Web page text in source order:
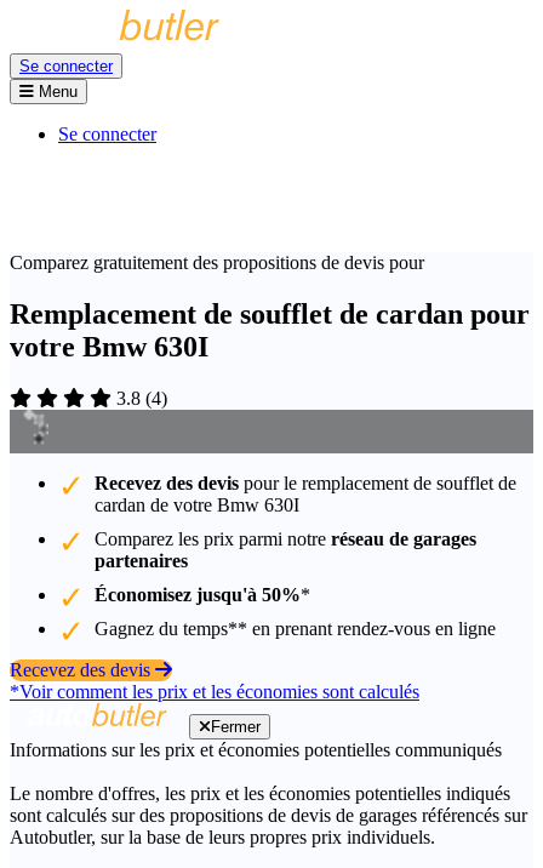
Se connecter
Menu
Se connecter
Comparez gratuitement des propositions de devis pour
Remplacement de soufflet de cardan pour
votre Bmw 630I
3.8 (4)
Recevez des devis pour le remplacement de soufflet de
cardan de votre Bmw 630I
Comparez les prix parmi notre réseau de garages
partenaires
Économisez jusqu'à 50%*
Gagnez du temps** en prenant rendez-vous en ligne
Recevez des devis
*Voir comment les prix et les économies sont calculés
Fermer
Informations sur les prix et économies potentielles communiqués
Le nombre d'offres, les prix et les économies potentielles indiqués
sont calculés sur des propositions de devis de garages référencés sur
Autobutler, sur la base de leurs propres prix individuels.